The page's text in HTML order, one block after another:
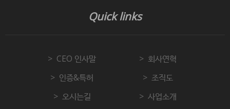
Quick links
CEO 인사말
회사연혁
인증&특허
조직도
오시는길
사업소개